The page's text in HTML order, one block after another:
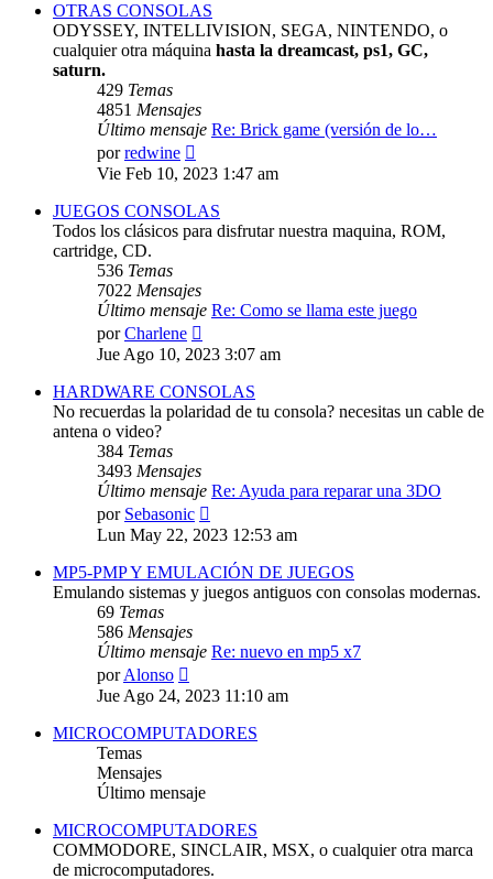
OTRAS CONSOLAS
ODYSSEY, INTELLIVISION, SEGA, NINTENDO, o
cualquier otra máquina hasta la dreamcast, ps1, GC,
saturn.
429 Temas
4851 Mensajes
Último mensaje Re: Brick game (versión de lo…
porredwine
último
Vie Feb 10, 2023 1:47 am
JUEGOS CONSOLAS
Todos los clásicos para disfrutar nuestra maquina, ROM,
cartridge, CD.
536 Temas
7022 Mensajes
Último mensaje Re: Como se llama este juego
porCharlene
último
Jue Ago 10, 2023 3:07 am
HARDWARE CONSOLAS
No recuerdas la polaridad de tu consola? necesitas un cable de
antena o video?
384 Temas
3493 Mensajes
Último mensaje Re: Ayuda para reparar una 3DO
por Sebasonic
último
Lun May 22, 2023 12:53 am
MP5-PMP Y EMULACIÓN DE JUEGOS
Emulando sistemas y juegos antiguos con consolas modernas.
69 Temas
586 Mensajes
Último mensaje Re: nuevo en mp5 x7
porAlonso
último
Jue Ago 24, 2023 11:10 am
MICROCOMPUTADORES
Temas
Mensajes
Último mensaje
MICROCOMPUTADORES
COMMODORE, SINCLAIR, MSX, o cualquier otra marca
de microcomputadores.